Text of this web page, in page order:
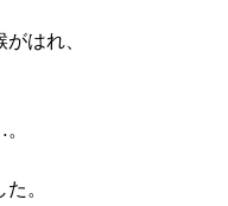
はれ、
。